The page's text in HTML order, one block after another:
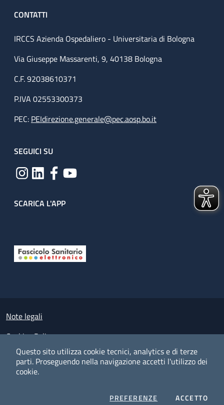
Questo sito utilizza cookie tecnici, analytics e di terze
parti. Proseguendo nella navigazione accetti l'utilizzo dei
cookie.
PREFERENZE COOKIESACCETTOI
CONTATTI
IRCCS Azienda Ospedaliero - Universitaria di Bologna
Via Giuseppe Massarenti, 9, 40138 Bologna
C.F. 92038610371
P.IVA 02553300373
PEC: PEIdirezione.generale@pec.aosp.bo.it
SEGUICI SU
SCARICA L'APP
Small prints
Note legali
Cookies Policy
Policy privacy e protezione del dato personale
Albo pretorio on-line